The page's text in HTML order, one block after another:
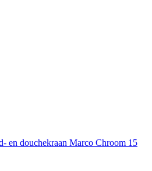
en douchekraan Marco Chroom 15